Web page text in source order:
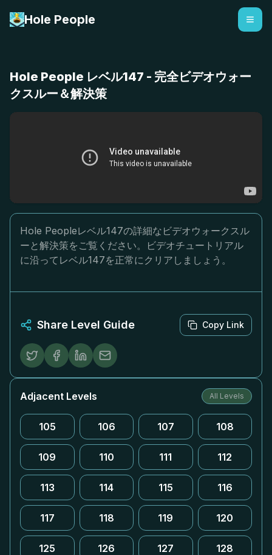
Hole People
Hole People レベル147 - 完全ビデオウォー
クスルー＆解決策
Hole Peopleレベル147の詳細なビデオウォークスル
ーと解決策をご覧ください。ビデオチュートリアル
に沿ってレベル147を正常にクリアしましょう。
Share Level Guide Copy Link
Adjacent Levels All Levels
105 106 107 108
109 110 111 112
113 114 115 116
117 118 119 120
125 126 127 128